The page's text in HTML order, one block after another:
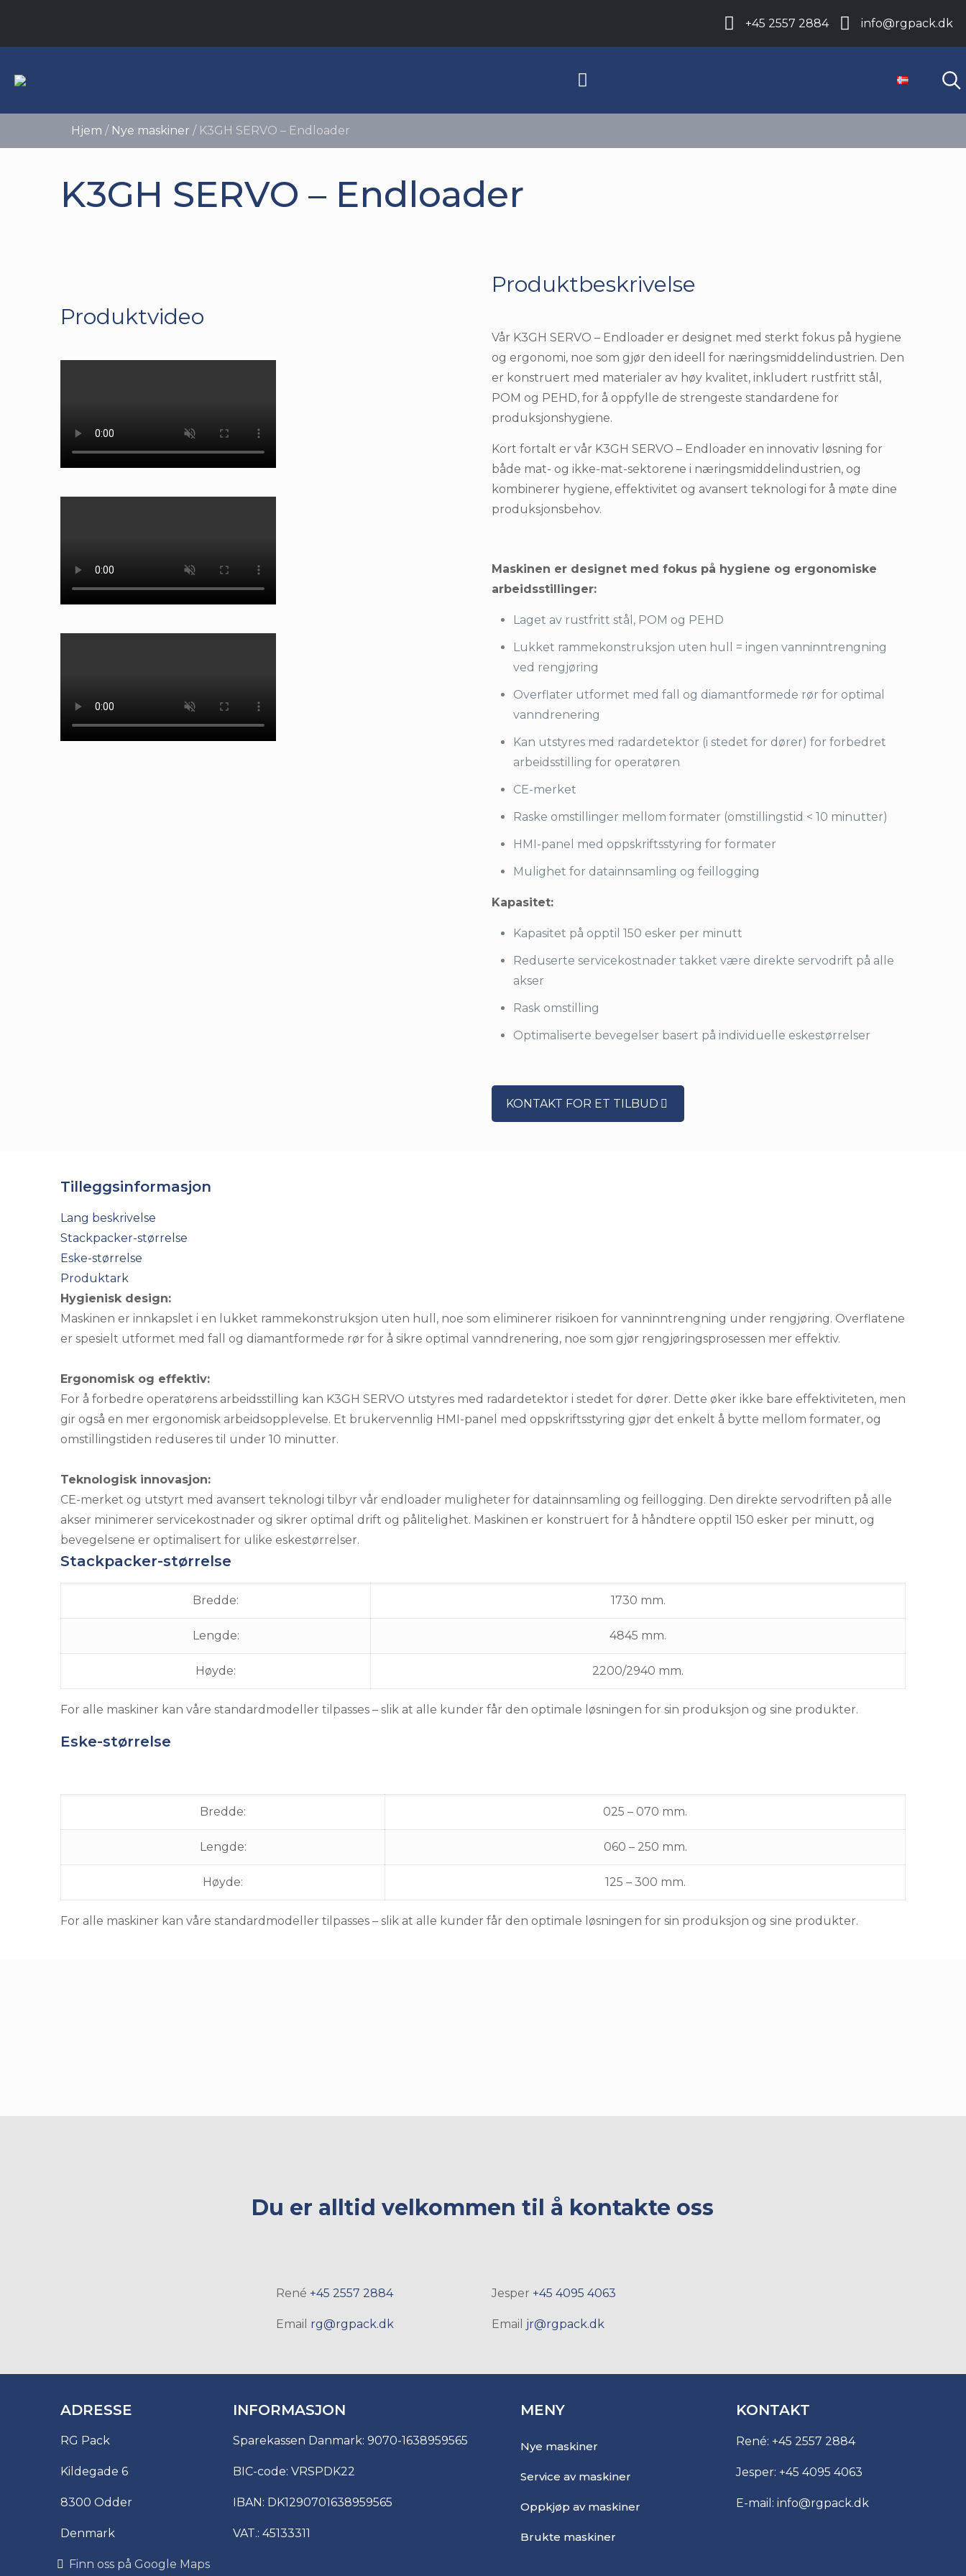
+45 2557 2884 info@rgpack.dk
Hjem / Nye maskiner / K3GH SERVO – Endloader
K3GH SERVO – Endloader
Produktvideo
Produktbeskrivelse
Vår K3GH SERVO – Endloader er designet med sterkt fokus på hygiene
og ergonomi, noe som gjør den ideell for næringsmiddelindustrien. Den
er konstruert med materialer av høy kvalitet, inkludert rustfritt stål,
POM og PEHD, for å oppfylle de strengeste standardene for
produksjonshygiene.
Kort fortalt er vår K3GH SERVO – Endloader en innovativ løsning for
både mat- og ikke-mat-sektorene i næringsmiddelindustrien, og
kombinerer hygiene, effektivitet og avansert teknologi for å møte dine
produksjonsbehov.
Maskinen er designet med fokus på hygiene og ergonomiske
arbeidsstillinger:
Laget av rustfritt stål, POM og PEHD
Lukket rammekonstruksjon uten hull = ingen vanninntrengning
ved rengjøring
Overflater utformet med fall og diamantformede rør for optimal
vanndrenering
Kan utstyres med radardetektor (i stedet for dører) for forbedret
arbeidsstilling for operatøren
CE-merket
Raske omstillinger mellom formater (omstillingstid < 10 minutter)
HMI-panel med oppskriftsstyring for formater
Mulighet for datainnsamling og feillogging
Kapasitet:
Kapasitet på opptil 150 esker per minutt
Reduserte servicekostnader takket være direkte servodrift på alle
akser
Rask omstilling
Optimaliserte bevegelser basert på individuelle eskestørrelser
KONTAKT FOR ET TILBUD
Tilleggsinformasjon
Lang beskrivelse
Stackpacker-størrelse
Eske-størrelse
Produktark
Hygienisk design:
Maskinen er innkapslet i en lukket rammekonstruksjon uten hull, noe som eliminerer risikoen for vanninntrengning under rengjøring. Overflatene
er spesielt utformet med fall og diamantformede rør for å sikre optimal vanndrenering, noe som gjør rengjøringsprosessen mer effektiv.
Ergonomisk og effektiv:
For å forbedre operatørens arbeidsstilling kan K3GH SERVO utstyres med radardetektor i stedet for dører. Dette øker ikke bare effektiviteten, men
gir også en mer ergonomisk arbeidsopplevelse. Et brukervennlig HMI-panel med oppskriftsstyring gjør det enkelt å bytte mellom formater, og
omstillingstiden reduseres til under 10 minutter.
Teknologisk innovasjon:
CE-merket og utstyrt med avansert teknologi tilbyr vår endloader muligheter for datainnsamling og feillogging. Den direkte servodriften på alle
akser minimerer servicekostnader og sikrer optimal drift og pålitelighet. Maskinen er konstruert for å håndtere opptil 150 esker per minutt, og
bevegelsene er optimalisert for ulike eskestørrelser.
Stackpacker-størrelse
Bredde: 1730 mm.
Lengde: 4845 mm.
Høyde: 2200/2940 mm.
For alle maskiner kan våre standardmodeller tilpasses – slik at alle kunder får den optimale løsningen for sin produksjon og sine produkter.
Eske-størrelse
Bredde: 025 – 070 mm.
Lengde: 060 – 250 mm.
Høyde: 125 – 300 mm.
For alle maskiner kan våre standardmodeller tilpasses – slik at alle kunder får den optimale løsningen for sin produksjon og sine produkter.
Du er alltid velkommen til å kontakte oss
René +45 2557 2884
Email rg@rgpack.dk
Jesper +45 4095 4063
Email jr@rgpack.dk
ADRESSE
RG Pack
Kildegade 6
8300 Odder
Denmark
Finn oss på Google Maps
INFORMASJON
Sparekassen Danmark: 9070-1638959565
BIC-code: VRSPDK22
IBAN: DK1290701638959565
VAT.: 45133311
MENY
Nye maskiner
Service av maskiner
Oppkjøp av maskiner
Brukte maskiner
KONTAKT
René: +45 2557 2884
Jesper: +45 4095 4063
E-mail: info@rgpack.dk